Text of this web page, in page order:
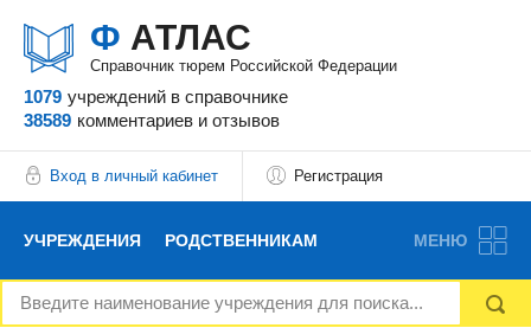
Ф АТЛАС
Справочник тюрем Российской Федерации
1079 учреждений в справочнике
38589 комментариев и отзывов
Вход в личный кабинет Регистрация
УЧРЕЖДЕНИЯ РОДСТВЕННИКАМ
НОВОСТИ БЛОГ АДВОКАТЫ
МЕНЮ